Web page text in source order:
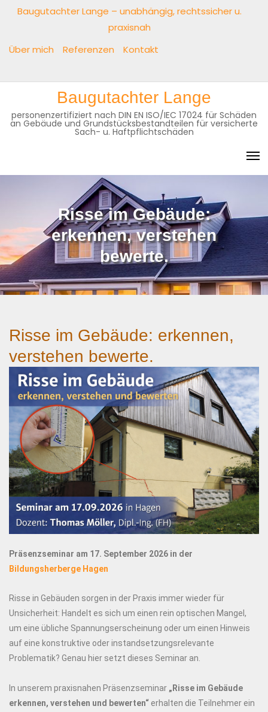
Baugutachter Lange – unabhängig, rechtssicher u.
praxisnah
Über mich
Referenzen Kontakt
Baugutachter
Lange
–
unabhängig,
Über
mich
Referenzen
Kontakt
Baugutachter Lange
personenzertifiziert nach DIN EN ISO/IEC 17024 für Schäden
an Gebäude und Grundstücksbestandteilen für versicherte
Sach- u. Haftpflichtschäden
Risse im Gebäude:
erkennen, verstehen
bewerte.
Risse im Gebäude: erkennen,
verstehen bewerte.
Präsenzseminar am 17. September 2026 in der
Bildungsherberge Hagen
Risse in Gebäuden sorgen in der Praxis immer wieder für
Unsicherheit: Handelt es sich um einen rein optischen Mangel,
um eine übliche Spannungserscheinung oder um einen Hinweis
auf eine konstruktive oder instandsetzungsrelevante
Problematik? Genau hier setzt dieses Seminar an.
In unserem praxisnahen Präsenzseminar „Risse im Gebäude
erkennen, verstehen und bewerten“ erhalten die Teilnehmer ein